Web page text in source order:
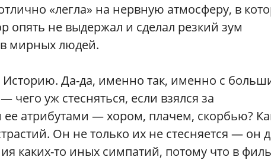
«легла» на нервную атмосферу, в
опять не выдержал и сделал резкий зум
в мирных людей.
Да-да, именно так, именно с
чего уж стесняться, если взялся за
атрибутами — хором, плачем, скорбью?
Он не только их не стесняется — он
каких-то иных симпатий, потому что в